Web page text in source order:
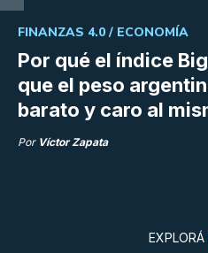
Por qué el índice
que el peso
barato y caro al
FINANZAS 4.0 / ECONOMÍA
Por Víctor Zapata
EXPLORÁ